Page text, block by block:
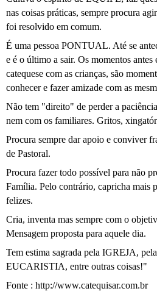
nas coisas práticas, sempre procura
foi resolvido em comum.
É uma pessoa PONTUAL. Até se
e é o último a sair. Os momentos antes
catequese com as crianças, são
conhecer e fazer amizade com as
Não tem "direito" de perder a
nem com os familiares. Gritos,
Procura sempre dar apoio e conviver
de Pastoral.
Procura fazer todo possível para não
Família. Pelo contrário, capricha mais
felizes.
Cria, inventa mas sempre com o
Mensagem proposta para aquele dia.
Tem estima sagrada pela IGREJA,
EUCARISTIA, entre outras coisas!"
Fonte : http://www.catequisar.com.br